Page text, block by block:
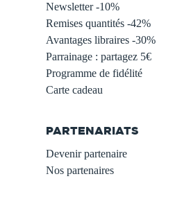
Newsletter -10%
Remises quantités -42%
Avantages libraires -30%
Parrainage : partagez 5€
Programme de fidélité
Carte cadeau
PARTENARIATS
Devenir partenaire
Nos partenaires